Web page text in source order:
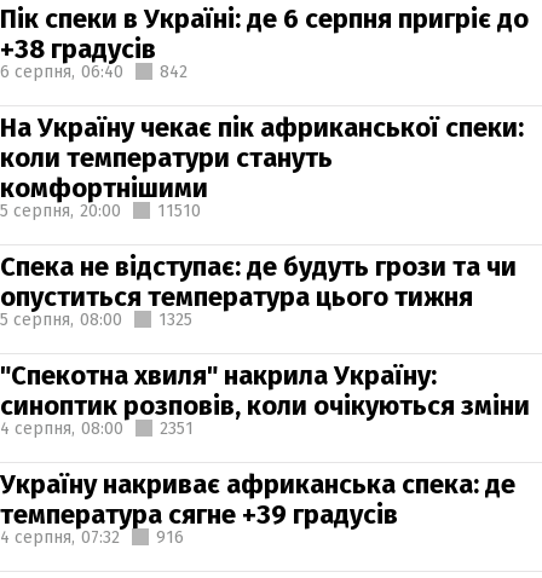
Пік спеки в Україні: де 6 серпня пригріє до
+38 градусів
6 серпня, 06:40 842
На Україну чекає пік африканської спеки:
коли температури стануть
комфортнішими
5 серпня, 20:00 11510
Спека не відступає: де будуть грози та чи
опуститься температура цього тижня
5 серпня, 08:00 1325
"Спекотна хвиля" накрила Україну:
синоптик розповів, коли очікуються зміни
4 серпня, 08:00 2351
Україну накриває африканська спека: де
температура сягне +39 градусів
4 серпня, 07:32 916